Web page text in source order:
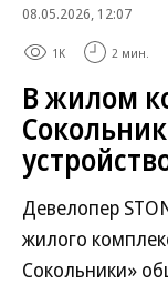
08.05.2026, 12:07
1K 2 мин.
В жилом
Девелопер
жилого
Сокольники»